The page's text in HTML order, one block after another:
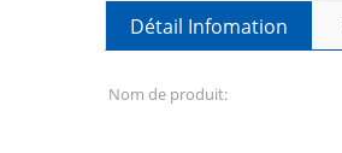
Détail Infomation
Nom de produit: